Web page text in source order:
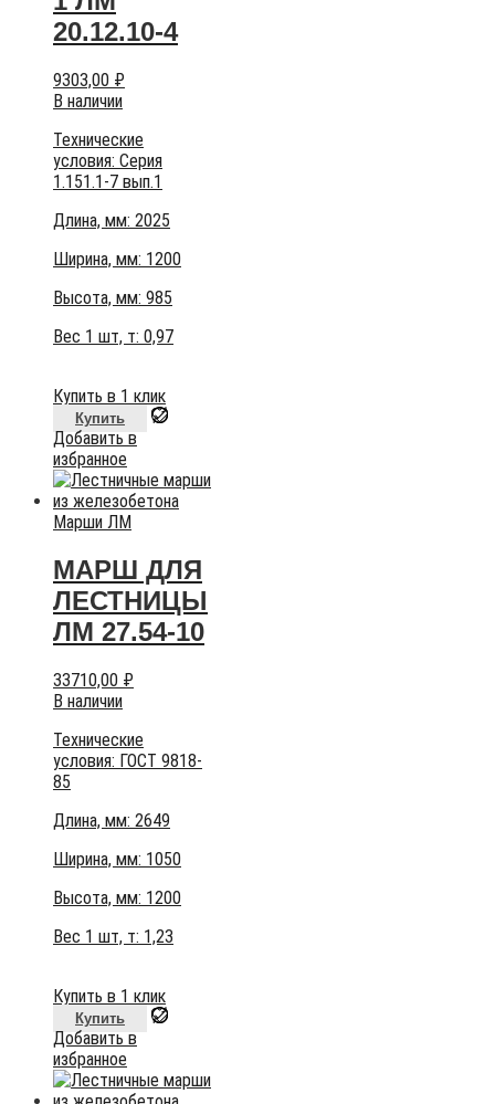
20.12.10-4
9303,00 ₽
В наличии
Технические
условия: Серия
1.151.1-7 вып.1
Длина, мм: 2025
Ширина, мм: 1200
Высота, мм: 985
Вес 1 шт, т: 0,97
Купить в 1 клик
Купить
Добавить в
избранное
Марши ЛМ
МАРШ ДЛЯ
ЛЕСТНИЦЫ
ЛМ 27.54-10
33710,00 ₽
В наличии
Технические
условия: ГОСТ 9818-
85
Длина, мм: 2649
Ширина, мм: 1050
Высота, мм: 1200
Вес 1 шт, т: 1,23
Купить в 1 клик
Купить
Добавить в
избранное